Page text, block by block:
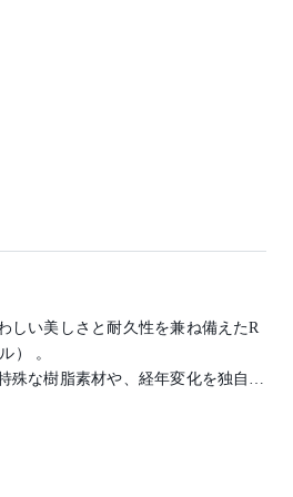
しい美しさと耐久性を兼ね備えたR
） 。
殊な樹脂素材や、経年変化を独自の
編み込みなど、